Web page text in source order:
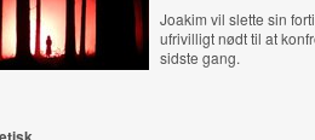
Joakim vil slette sin
ufrivilligt nødt til at
sidste gang.